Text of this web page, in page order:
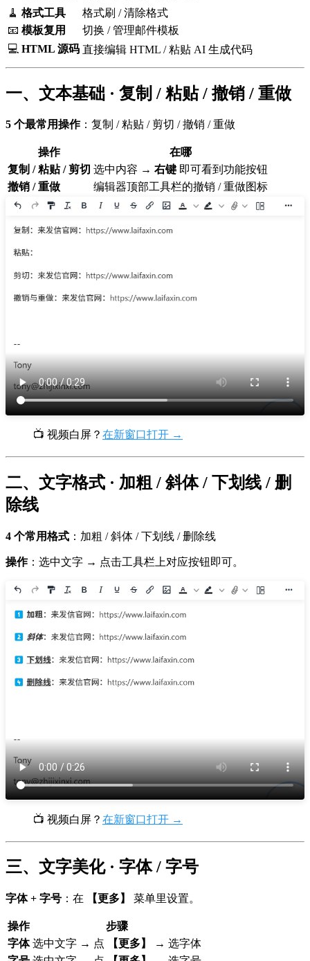
🧹 格式工具
格式刷 / 清除格式
📧 模板复用
切换 / 管理邮件模板
💻 HTML 源码 直接编辑 HTML / 粘贴 AI 生成代码
一、文本基础 · 复制 / 粘贴 / 撤销 / 重做
5 个最常用操作：复制 / 粘贴 / 剪切 / 撤销 / 重做
操作
在哪
复制 / 粘贴 / 剪切 选中内容 → 右键 即可看到功能按钮
撤销 / 重做
编辑器顶部工具栏的撤销 / 重做图标
📺 视频白屏？ 在新窗口打开 →
二、文字格式 · 加粗 / 斜体 / 下划线 / 删
除线
4 个常用格式 ：加粗 / 斜体 / 下划线 / 删除线
操作：选中文字 → 点击工具栏上对应按钮即可。
📺 视频白屏？ 在新窗口打开 →
三、文字美化 · 字体 / 字号
字体 + 字号 ：在 【更多】 菜单里设置。
操作
步骤
字体 选中文字 → 点 【更多】
→ 选字体